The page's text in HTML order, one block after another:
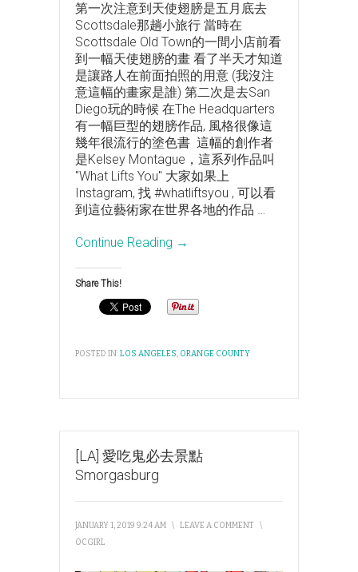
第一次注意到天使翅膀是五月底去
Scottsdale那趟小旅行 當時在
Scottsdale Old Town的一間小店前看
到一幅天使翅膀的畫 看了半天才知道
是讓路人在前面拍照的用意 (我沒注
意這幅的畫家是誰) 第二次是去San
Diego玩的時候 在The Headquarters
有一幅巨型的翅膀作品, 風格很像這
幾年很流行的塗色書 這幅的創作者
是Kelsey Montague，這系列作品叫
"What Lifts You" 大家如果上
Instagram, 找 #whatliftsyou , 可以看
到這位藝術家在世界各地的作品 …
Continue Reading →
Share This!
POSTED IN:LOS ANGELES, ORANGE COUNTY
[LA] 愛吃鬼必去景點
Smorgasburg
JANUARY 1, 2019 9:24 AM \ LEAVE A COMMENT
\
OCGIRL